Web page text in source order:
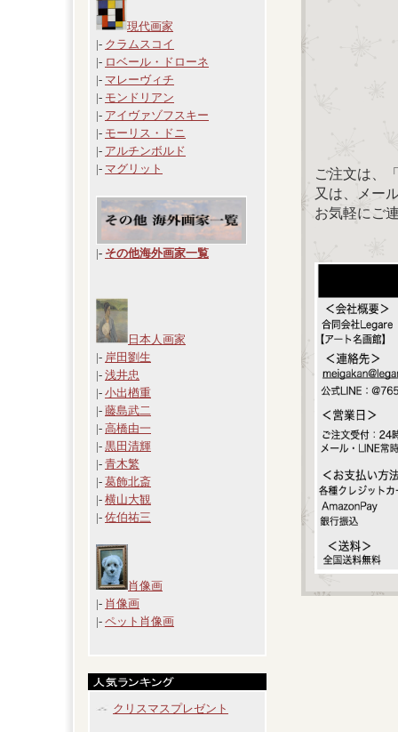
現代画家
|- クラムスコイ
|- ロベール・ドローネ
|- マレーヴィチ
|- モンドリアン
|- アイヴァゾフスキー
|- モーリス・ドニ
|- アルチンボルド
|- マグリット
|- その他海外画家一覧
日本人画家
|- 岸田劉生
|- 浅井忠
|- 小出楢重
|- 藤島武二
|- 高橋由一
|- 黒田清輝
|- 青木繁
|- 葛飾北斎
|- 横山大観
|- 佐伯祐三
肖像画
|- 肖像画
|- ペット肖像画
クリスマスプレゼント
ご注文は、
又は、メー
お気軽にご